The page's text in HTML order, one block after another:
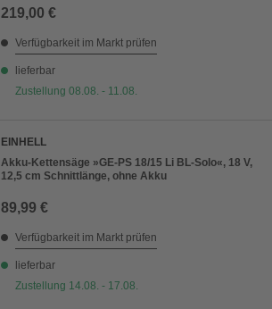
219,00 €
Verfügbarkeit im Markt prüfen
lieferbar
Zustellung 08.08. - 11.08.
EINHELL
Akku-Kettensäge »GE-PS 18/15 Li BL-Solo«, 18 V,
12,5 cm Schnittlänge, ohne Akku
89,99 €
Verfügbarkeit im Markt prüfen
lieferbar
Zustellung 14.08. - 17.08.